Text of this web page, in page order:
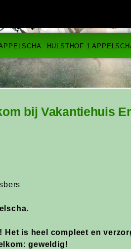
HULSTHOF 1
bij Vakantiehuis
Het is heel compleet en
geweldig!